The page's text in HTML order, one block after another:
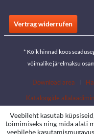
Vertrag widerrufen
* Kõik hinnad koos
võimalike järelmaksu
Download area
Kataloogide
Veebileht kasutab
toimimiseks ning mida alati
veebilehe